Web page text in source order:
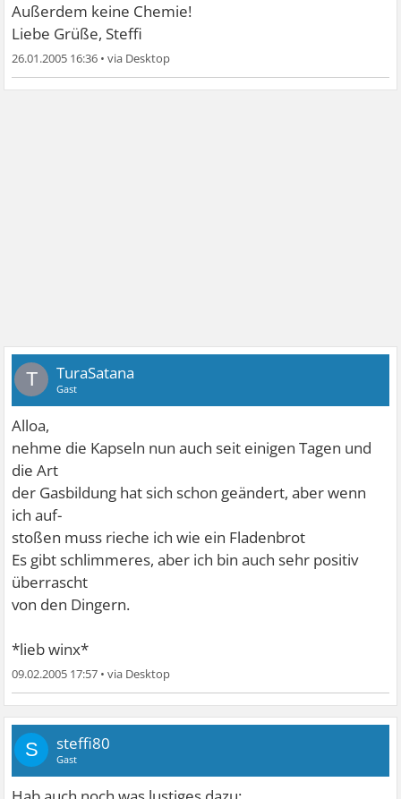
Außerdem keine Chemie!
Liebe Grüße, Steffi
26.01.2005 16:36 •
T TuraSatana
Gast
Alloa,
nehme die Kapseln nun auch seit einigen Tagen und
die Art
der Gasbildung hat sich schon geändert, aber wenn
ich auf-
stoßen muss rieche ich wie ein Fladenbrot
Es gibt schlimmeres, aber ich bin auch sehr positiv
überrascht
von den Dingern.
*lieb winx*
09.02.2005 17:57 •
S steffi80
Gast